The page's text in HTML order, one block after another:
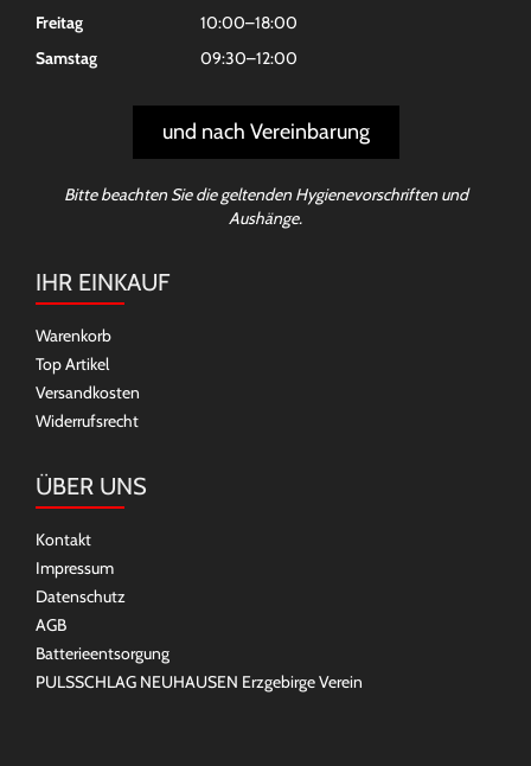
Freitag
10:00–18:00
Samstag
09:30–12:00
und nach Vereinbarung
Bitte beachten Sie die geltenden Hygienevorschriften und
Aushänge.
IHR EINKAUF
Warenkorb
Top Artikel
Versandkosten
Widerrufsrecht
ÜBER UNS
Kontakt
Impressum
Datenschutz
AGB
Batterieentsorgung
PULSSCHLAG NEUHAUSEN Erzgebirge Verein